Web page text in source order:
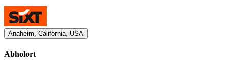
Anaheim, California, USA
Abholort